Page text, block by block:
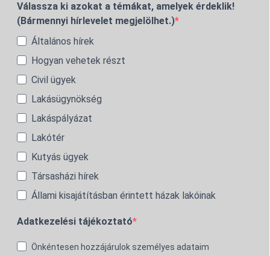
Válassza ki azokat a témákat, amelyek érdeklik!
(Bármennyi hírlevelet megjelölhet.)
Általános hírek
Hogyan vehetek részt
Civil ügyek
Lakásügynökség
Lakáspályázat
Lakótér
Kutyás ügyek
Társasházi hírek
Állami kisajátításban érintett házak lakóinak
Adatkezelési tájékoztató
Önkéntesen hozzájárulok személyes adataim